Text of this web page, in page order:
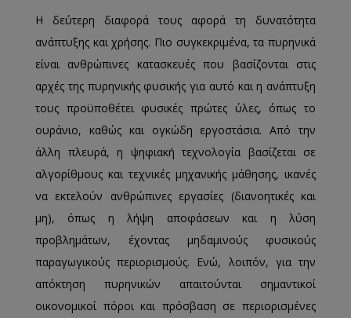
Η δεύτερη διαφορά τους αφορά τη δυνατότητα
ανάπτυξης και χρήσης. Πιο συγκεκριμένα, τα πυρηνικά
είναι ανθρώπινες κατασκευές που βασίζονται στις
αρχές της πυρηνικής φυσικής για αυτό και η ανάπτυξη
τους προϋποθέτει φυσικές πρώτες ύλες, όπως το
ουράνιο, καθώς και ογκώδη εργοστάσια. Από την
άλλη πλευρά, η ψηφιακή τεχνολογία βασίζεται σε
αλγορίθμους και τεχνικές μηχανικής μάθησης, ικανές
να εκτελούν ανθρώπινες εργασίες (διανοητικές και
μη), όπως η λήψη αποφάσεων και η λύση
προβλημάτων, έχοντας μηδαμινούς φυσικούς
παραγωγικούς περιορισμούς. Ενώ, λοιπόν, για την
απόκτηση πυρηνικών απαιτούνται σημαντικοί
οικονομικοί πόροι και πρόσβαση σε περιορισμένες